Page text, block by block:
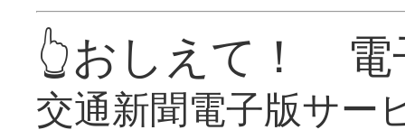
👆おしえて！ 電
交通新聞電子版サー